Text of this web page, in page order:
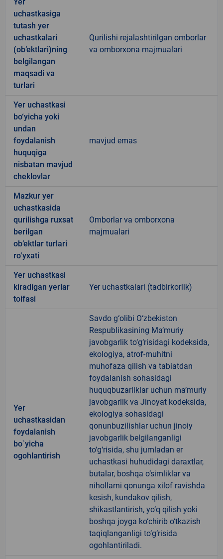
uchastkasiga
tutash yer
uchastkalari
(ob’ektlari)ning
belgilangan
maqsadi va
turlari
Qurilishi rejalashtirilgan omborlar
va omborxona majmualari
Yer uchastkasi
bo‘yicha yoki
undan
foydalanish
huquqiga
nisbatan mavjud
cheklovlar
mavjud emas
Mazkur yer
uchastkasida
qurilishga ruxsat
berilgan
ob’ektlar turlari
ro‘yxati
Omborlar va omborxona
majmualari
Yer uchastkasi
kiradigan yerlar
toifasi
Yer uchastkalari (tadbirkorlik)
Yer
uchastkasidan
foydalanish
bo`yicha
ogohlantirish
Savdo g‘olibi O‘zbekiston
Respublikasining Ma’muriy
javobgarlik to‘g‘risidagi kodeksida,
ekologiya, atrof-muhitni
muhofaza qilish va tabiatdan
foydalanish sohasidagi
huquqbuzarliklar uchun ma’muriy
javobgarlik va Jinoyat kodeksida,
ekologiya sohasidagi
qonunbuzilishlar uchun jinoiy
javobgarlik belgilanganligi
to‘g‘risida, shu jumladan er
uchastkasi huhudidagi daraxtlar,
butalar, boshqa o‘simliklar va
nihollarni qonunga xilof ravishda
kesish, kundakov qilish,
shikastlantirish, yo‘q qilish yoki
boshqa joyga ko‘chirib o‘tkazish
taqiqlanganligi to‘g‘risida
ogohlantiriladi.